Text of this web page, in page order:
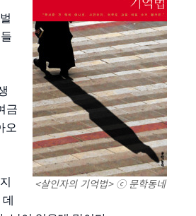
<살인자의 기억법> ⓒ 문학동네
금
오